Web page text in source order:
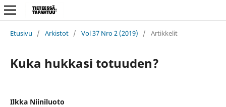
Etusivu / Arkistot / Vol 37 Nro 2 (2019) / Artikkelit
Kuka hukkasi totuuden?
Ilkka Niiniluoto